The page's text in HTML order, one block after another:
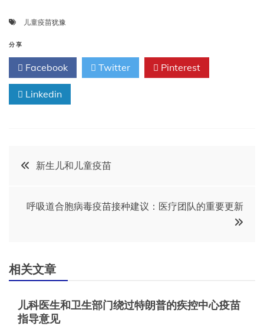
儿童疫苗犹豫
分享
Facebook Twitter Pinterest
Linkedin
文
新生儿和儿童疫苗
呼吸道合胞病毒疫苗接种建议：医疗团队的重要更新
相关文章
儿科医生和卫生部门绕过特朗普的疾控中心疫苗
指导意见